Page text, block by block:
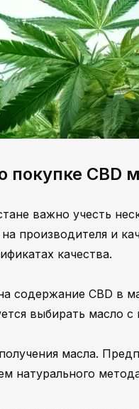
покупке CBD
важно учесть
производителя и
качества.
содержание CBD в
выбирать масло
масла.
натурального